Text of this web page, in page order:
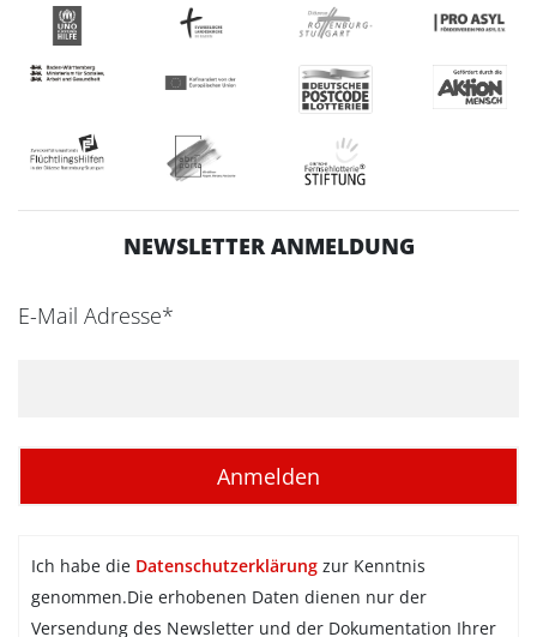
NEWSLETTER ANMELDUNG
E-Mail Adresse*
Ich habe die Datenschutzerklärung zur Kenntnis
genommen.Die erhobenen Daten dienen nur der
Versendung des Newsletter und der Dokumentation Ihrer